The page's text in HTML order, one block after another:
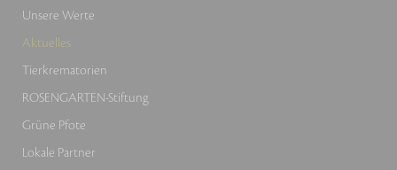
Unsere Werte
Aktuelles
Tierkrematorien
ROSENGARTEN-Stiftung
Grüne Pfote
Lokale Partner